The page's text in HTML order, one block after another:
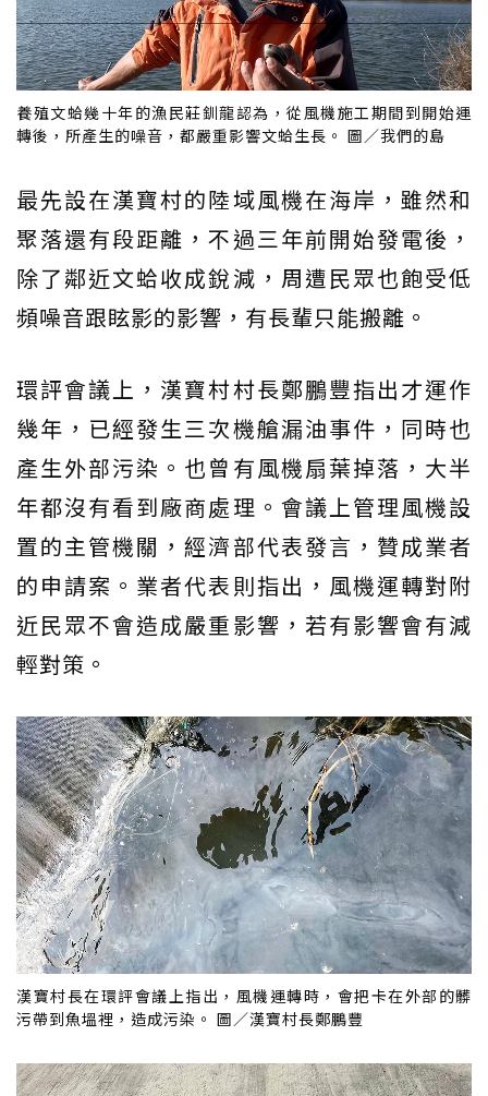
養殖文蛤幾十年的漁民莊釧龍認為，從風機施工期間到開始運
轉後，所產生的噪音，都嚴重影響文蛤生長。 圖／我們的島
最先設在漢寶村的陸域風機在海岸，雖然和
聚落還有段距離，不過三年前開始發電後，
除了鄰近文蛤收成銳減，周遭民眾也飽受低
頻噪音跟眩影的影響，有長輩只能搬離。
環評會議上，漢寶村村長鄭鵬豐指出才運作
幾年，已經發生三次機艙漏油事件，同時也
產生外部污染。也曾有風機扇葉掉落，大半
年都沒有看到廠商處理。會議上管理風機設
置的主管機關，經濟部代表發言，贊成業者
的申請案。業者代表則指出，風機運轉對附
近民眾不會造成嚴重影響，若有影響會有減
輕對策。
漢寶村長在環評會議上指出，風機運轉時，會把卡在外部的髒
污帶到魚塭裡，造成污染。 圖／漢寶村長鄭鵬豐